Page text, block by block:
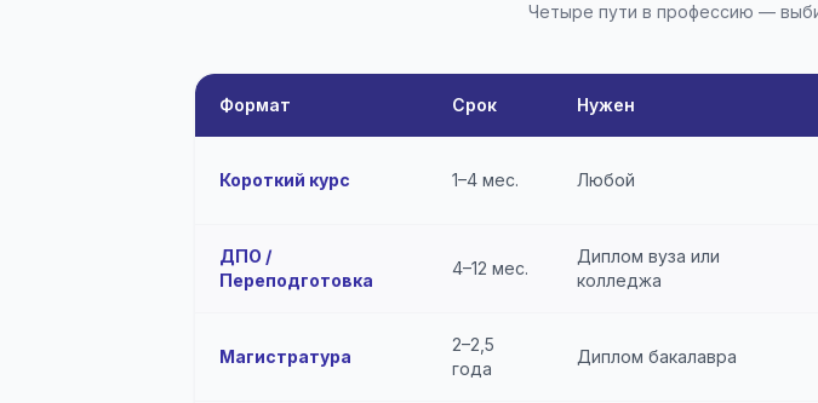
Четыре пути в профессию —
Формат Срок Нужен
Короткий курс 1–4 мес. Любой
ДПО /
Переподготовка
4–12 мес.
Диплом вуза или
колледжа
Магистратура
2–2,5
года
Диплом бакалавра